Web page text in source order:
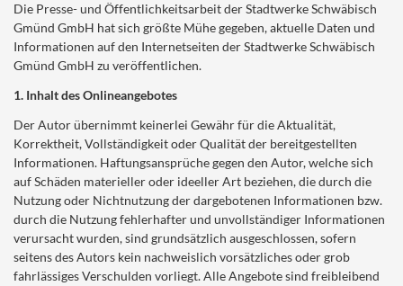
Die Presse- und Öffentlichkeitsarbeit der Stadtwerke Schwäbisch
Gmünd GmbH hat sich größte Mühe gegeben, aktuelle Daten und
Informationen auf den Internetseiten der Stadtwerke Schwäbisch
Gmünd GmbH zu veröffentlichen.
1. Inhalt des Onlineangebotes
Der Autor übernimmt keinerlei Gewähr für die Aktualität,
Korrektheit, Vollständigkeit oder Qualität der bereitgestellten
Informationen. Haftungsansprüche gegen den Autor, welche sich
auf Schäden materieller oder ideeller Art beziehen, die durch die
Nutzung oder Nichtnutzung der dargebotenen Informationen bzw.
durch die Nutzung fehlerhafter und unvollständiger Informationen
verursacht wurden, sind grundsätzlich ausgeschlossen, sofern
seitens des Autors kein nachweislich vorsätzliches oder grob
fahrlässiges Verschulden vorliegt. Alle Angebote sind freibleibend